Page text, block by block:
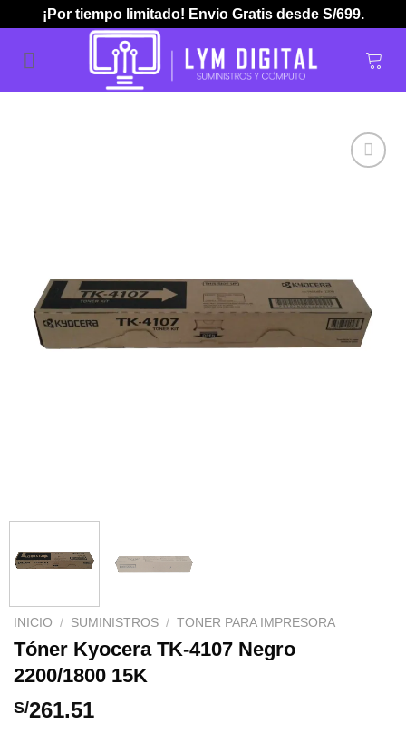
to
content
¡Por tiempo limitado! Envio Gratis desde S/699.
INICIO / SUMINISTROS / TONER PARA IMPRESORA
Tóner Kyocera TK-4107 Negro
2200/1800 15K
S/261.51